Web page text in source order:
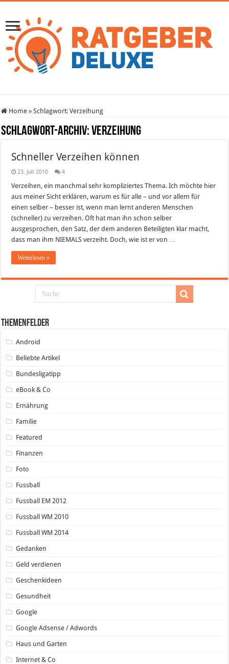
Home » Schlagwort:Verzeihung
Schlagwort-Archiv:Verzeihung
Schneller Verzeihen können
23. Juli 2010 4
Verzeihen, ein manchmal sehr kompliziertes Thema. Ich möchte hier
aus meiner Sicht erklären, warum es für alle – und vor allem für
einen selber – besser ist, wenn man lernt anderen Menschen
(schneller) zu verzeihen. Oft hat man ihn schon selber
ausgesprochen, den Satz, der dem anderen Beteiligten klar macht,
dass man ihm NIEMALS verzeiht. Doch, wie ist er von …
Weiterlesen »
Themenfelder
Android
Beliebte Artikel
Bundesligatipp
eBook & Co
Ernährung
Familie
Featured
Finanzen
Foto
Fussball
Fussball EM 2012
Fussball WM 2010
Fussball WM 2014
Gedanken
Geld verdienen
Geschenkideen
Gesundheit
Google
Google Adsense / Adwords
Haus und Garten
Internet & Co